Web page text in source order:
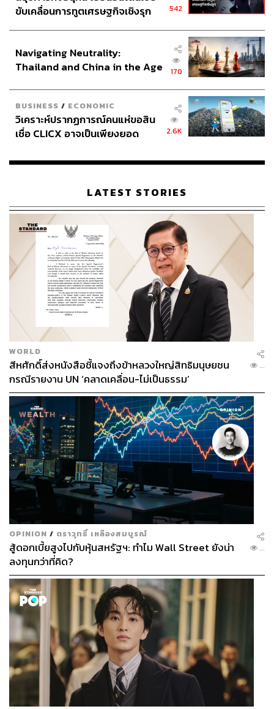
FURRY PRINCETOWN SLIPPERS
ถ้าต้องพูดถึงไอเท็มชิ้นดังของ Gucci ในยุคของ Alessandro
Michele จริงๆ แล้วเราสามารถยกตัวอย่างได้มากกว่า 10 ชิ้น
แต่ที่สร้างกระแส ได้รับการพูดถึง และขายดีมากๆ ต้องยกให้
รองเท้ารุ่น Princetown Slippers ซึ่งบอกก่อนว่ารองเท้าสไตล์
นี้อยู่คู่กับแบรนด์ Gucci ตั้งแต่ยุค 50 แล้ว แต่ Alessandro
Michele ได้นำมาปรับรูปลักษณ์ใหม่ด้วยการใส่ขนเฟอร์ลงบน
พื้นด้านในของรองเท้า ยกสถานะรองเท้าคู่นี้จากคลาสสิกไอ
เท็มสู่ไอเท็มฮอตที่ขายดีสุดๆ ไปเลยของยุค 2010
ขับเคลื่อนการทูตเศรษฐกิจเชิงรุก
542
Navigating Neutrality:
Thailand and China in the Age
170
BUSINESS / ECONOMIC
วิเคราะห์ปรากฏการณ์คนแห่ขอสิน
เชื่อ CLICX อาจเป็นเพียงยอด
เรือนไทยที่ถูกซุกไว้
2.6K
LATEST STORIES
WORLD
สีหศักดิ์ส่งหนังสือชี้แจงถึงข้าหลวงใหญ่สิทธิมนุษยชน
กรณีรายงาน UN ‘คลาดเคลื่อน-ไม่เป็นธรรม’
...
OPINION / ตราวุทธิ์ เหลืองสมบูรณ์
สู้ดอกเบี้ยสูงไปกับหุ้นสหรัฐฯ: ทำไม Wall Street ยังน่า
ลงทุนกว่าที่คิด?
...